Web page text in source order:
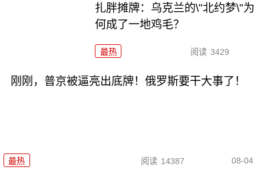
扎胖摊牌：乌克兰的\"北约梦\"为
何成了一地鸡毛？
最热 阅读 3429
刚刚，普京被逼亮出底牌！俄罗斯要干大事了！
最热 阅读 14387 08-04